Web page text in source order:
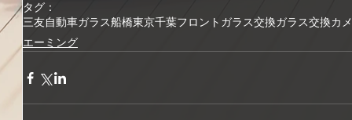
タグ：
三友自動車ガラス船橋東京千葉フロントガラス交換ガラス交換カ
エーミング